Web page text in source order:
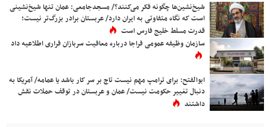
شیخ‌نشین‌ها چگونه فکر می‌کنند؟/ مسجدجامعی: عمان تنها شیخ‌نشینی
است که نگاه متفاوتی به ایران دارد/ عربستان برادر بزرگ‌تر نیست؛
قدرت مسلط خلیج فارس است
سازمان وظیفه عمومی فراجا درباره معافیت سربازان فراری اطلاعیه داد
ابوالفتح: برای ترامپ مهم نیست تاج بر سر کار باشد یا عمامه/ آمریکا به
دنبال تغییر حکومت نیست/ عمان و عربستان در توقف حملات نقش
داشتند